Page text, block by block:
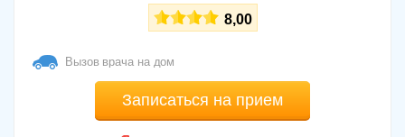
8,00
Вызов врача на дом
Записаться на прием